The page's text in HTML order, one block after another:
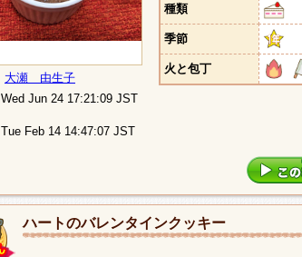
大瀬 由生子
Wed Jun 24 17:21:09 JST
Tue Feb 14 14:47:07 JST
種類
季節
火と包丁
ハートのバレンタインクッキー